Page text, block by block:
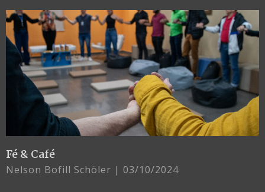
Fé & Café
Nelson Bofill Schöler 03/10/2024